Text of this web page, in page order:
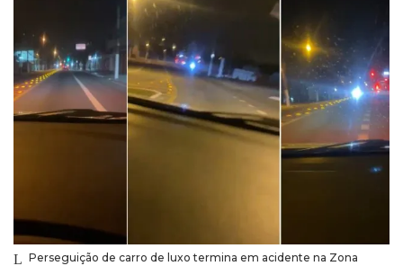
Perseguição de carro de luxo termina em acidente na Zona